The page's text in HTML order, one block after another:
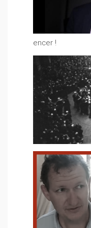
encer !